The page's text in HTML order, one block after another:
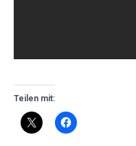
Teilen mit: